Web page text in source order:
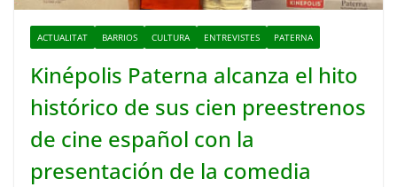
ACTUALITAT BARRIOS CULTURA ENTREVISTES PATERNA
Kinépolis Paterna alcanza el hito
histórico de sus cien preestrenos
de cine español con la
presentación de la comedia